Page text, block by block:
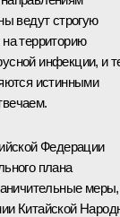
ведут строгую
территорию
инфекции, и
истинными
Федерации
плана
меры,
Китайской